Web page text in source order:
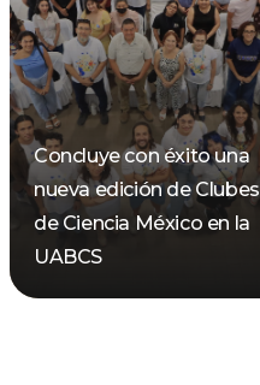
Concluye con éxito una
nueva edición de Clubes
de Ciencia México en la
UABCS